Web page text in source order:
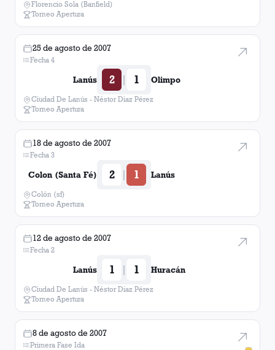
Florencio Sola (Banfield)
Torneo Apertura
25 de agosto de 2007
Fecha 4
Lanús 2 | 1 Olimpo
Ciudad De Lanús - Néstor Diaz Pérez
Torneo Apertura
18 de agosto de 2007
Fecha 3
Colon (Santa Fé) 2 | 1 Lanús
Colón (sf)
Torneo Apertura
12 de agosto de 2007
Fecha 2
Lanús 1 | 1 Huracán
Ciudad De Lanús - Néstor Diaz Pérez
Torneo Apertura
8 de agosto de 2007
Primera Fase Ida